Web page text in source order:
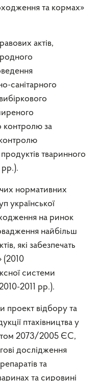
та кормах»
актів,
санітарного
контролю за
тваринного
нормативних
української
на ринок
найбільш
які забезпечать
(2010
системи
2011 рр.).
проект відбору та
птахівництва у
2073/2005 ЄС,
дослідження
та
та сировині